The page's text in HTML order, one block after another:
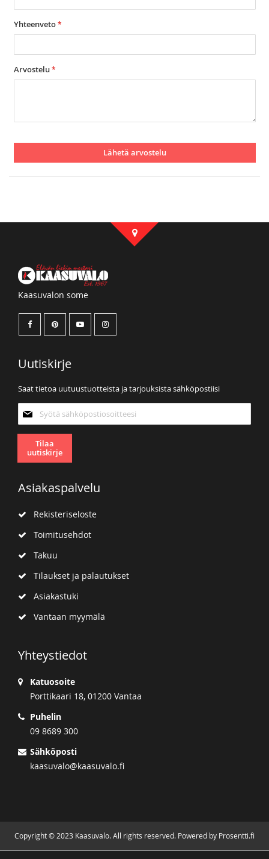
Yhteenveto
Arvostelu
Lähetä arvostelu
Kaasuvalon some
Uutiskirje
Saat tietoa uutuustuotteista ja tarjouksista sähköpostiisi
uutiskirjeemme:
Tilaa
uutiskirje
Asiakaspalvelu
Rekisteriseloste
Toimitusehdot
Takuu
Tilaukset ja palautukset
Asiakastuki
Vantaan myymälä
Yhteystiedot
Katuosoite
Porttikaari 18, 01200 Vantaa
Puhelin
09 8689 300
Sähköposti
kaasuvalo@kaasuvalo.fi
Copyright © 2023 Kaasuvalo. All rights reserved. Powered by Prosentti.fi